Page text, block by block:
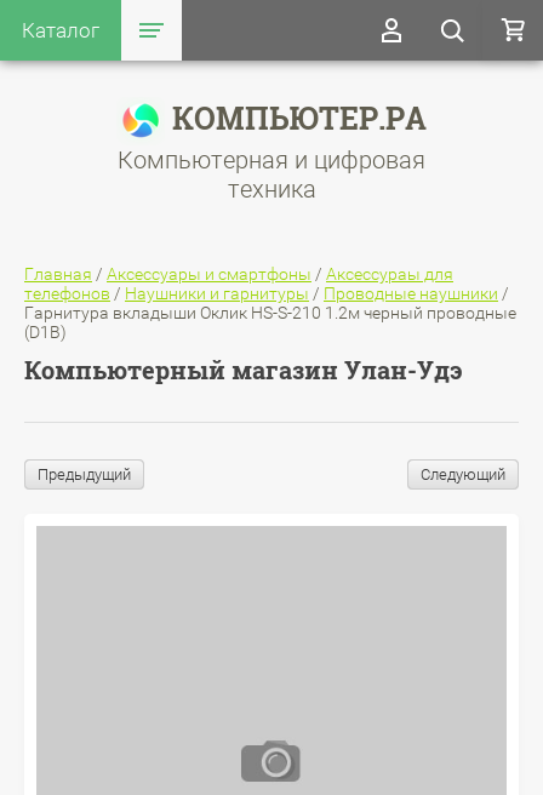
Каталог
КОМПЬЮТЕР.РА
Компьютерная и цифровая
техника
Главная / Аксессуары и смартфоны / Аксессураы для
телефонов / Наушники и гарнитуры / Проводные наушники /
Гарнитура вкладыши Оклик HS-S-210 1.2м черный проводные
(D1B)
Компьютерный магазин Улан-Удэ
Предыдущий Следующий